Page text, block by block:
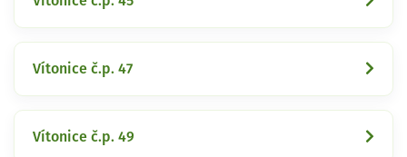
Vítonice č.p. 47
Vítonice č.p. 49